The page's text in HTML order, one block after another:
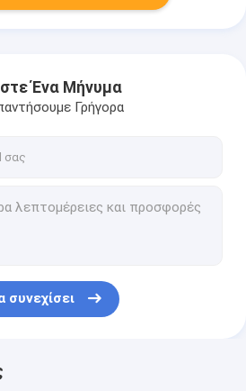
Ένα Μήνυμα
Γρήγορα
συνεχίσει